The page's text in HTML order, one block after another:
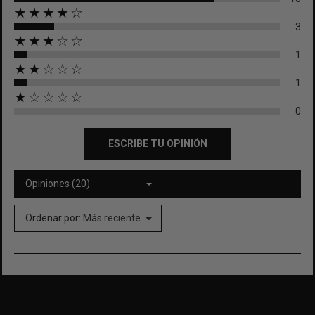
★★★★☆
3
★★★☆☆
1
★★☆☆☆
1
★☆☆☆☆
0
ESCRIBE TU OPINIÓN
Opiniones (20)
Ordenar por: Más reciente